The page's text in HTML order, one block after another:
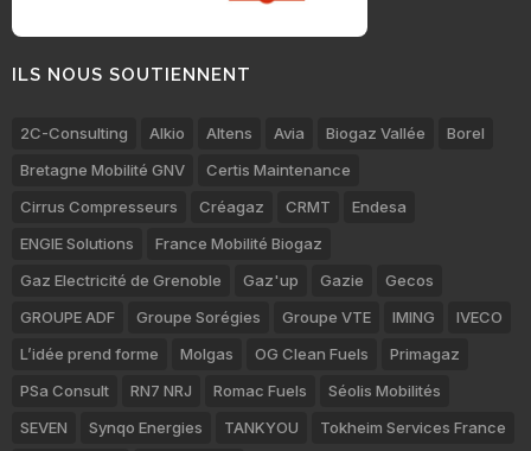
ILS NOUS SOUTIENNENT
2C-Consulting Alkio Altens Avia Biogaz Vallée
Borel
Bretagne Mobilité GNV
Certis Maintenance
Cirrus Compresseurs
Créagaz CRMT
Endesa
ENGIE Solutions
France Mobilité Biogaz
Gaz Electricité de Grenoble
Gaz'up Gazie
Gecos
GROUPE ADF
Groupe Sorégies Groupe VTE IMING
IVECO
L’idée prend forme
Molgas OG Clean Fuels
Primagaz
PSa Consult
RN7 NRJ Romac Fuels
Séolis Mobilités
SEVEN
Synqo Energies TANKYOU
Tokheim Services France